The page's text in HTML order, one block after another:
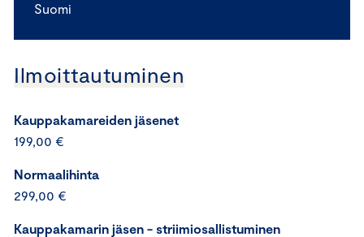
Suomi
Ilmoittautuminen
Kauppakamareiden jäsenet
199,00 €
Normaalihinta
299,00 €
Kauppakamarin jäsen - striimiosallistuminen